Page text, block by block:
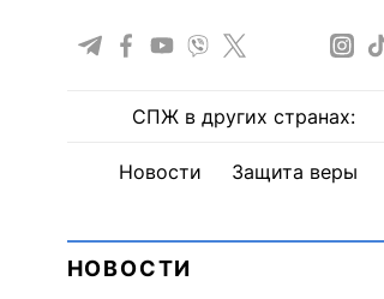
СПЖ в других странах:
Новости Защита веры
НОВОСТИ